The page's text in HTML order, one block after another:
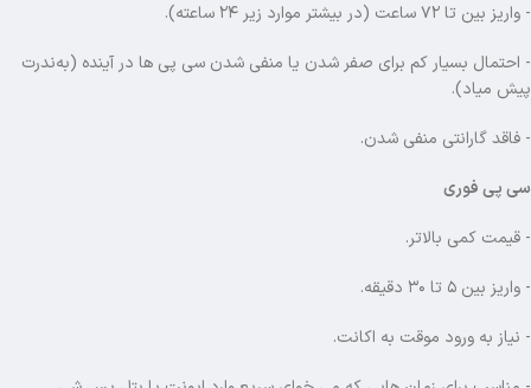
- واریز بین تا ۷۲ ساعت (در بیشتر موارد زیر ۲۴ ساعته).
- احتمال بسیار کم برای صفر شدن یا منفی شدن سی پی ها در آینده (به‌ندرت
پیش میاد).
- فاقد گارانتی منفی شدن.
سی پی فوری
- قیمت کمی بالاتر.
- واریز بین ۵ تا ۳۰ دقیقه.
- نیاز به ورود موقت به اکانت.